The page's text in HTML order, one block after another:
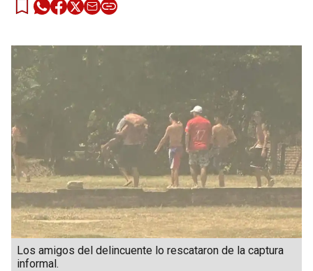
Los amigos del delincuente lo rescataron de la captura
informal.